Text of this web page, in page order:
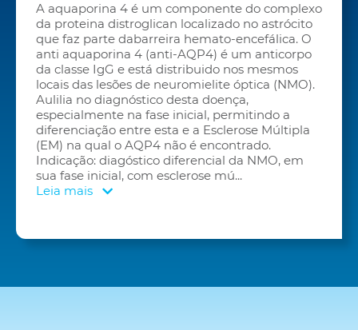
A aquaporina 4 é um componente do complexo
da proteina distroglican localizado no astrócito
que faz parte dabarreira hemato-encefálica. O
anti aquaporina 4 (anti-AQP4) é um anticorpo
da classe IgG e está distribuido nos mesmos
locais das lesões de neuromielite óptica (NMO).
Aulilia no diagnóstico desta doença,
especialmente na fase inicial, permitindo a
diferenciação entre esta e a Esclerose Múltipla
(EM) na qual o AQP4 não é encontrado.
Indicação: diagóstico diferencial da NMO, em
sua fase inicial, com esclerose mú...
Leia mais